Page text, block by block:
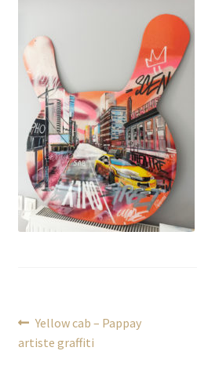
Navigation
de
Article
précédent :
Yellow cab – Pappay
artiste graffiti